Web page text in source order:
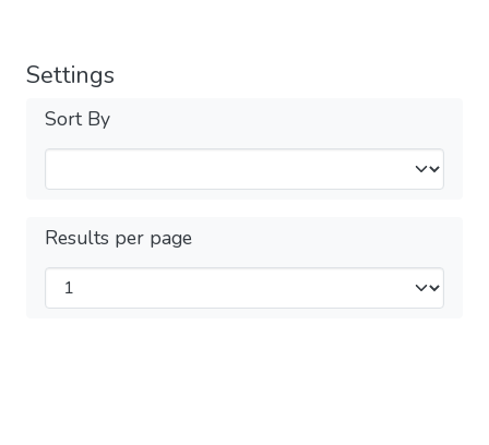
Settings
Sort By
Results per page